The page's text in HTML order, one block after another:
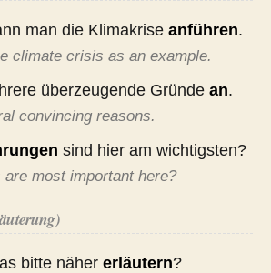
man die Klimakrise anführen.
climate crisis as an example.
überzeugende Gründe an.
convincing reasons.
sind hier am wichtigsten?
most important here?
bitte näher erläutern?